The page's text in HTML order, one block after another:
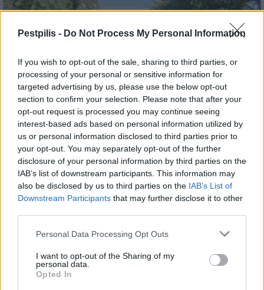
Pestpilis - Do Not Process My Personal Information
If you wish to opt-out of the sale, sharing to third parties, or
processing of your personal or sensitive information for
targeted advertising by us, please use the below opt-out
section to confirm your selection. Please note that after your
opt-out request is processed you may continue seeing
interest-based ads based on personal information utilized by
us or personal information disclosed to third parties prior to
your opt-out. You may separately opt-out of the further
disclosure of your personal information by third parties on the
IAB’s list of downstream participants. This information may
also be disclosed by us to third parties on the IAB’s List of
Downstream Participants that may further disclose it to other
Personal Data Processing Opt Outs
I want to opt-out of the Sharing of my
personal data.
Opted In
játszótér
Város-Teampannon Kereskedelmi és Szolgáltató Kft.
parkfelújítás
Újragondolják Lipótváros rejtett, zöld parkját
Indulhat a Honvéd tér megújításának tervezése, ahol a
klímatudatos gondolkodás és a helyi identitás erősítése kerül a
Történelmi táj, amelynek minden köve